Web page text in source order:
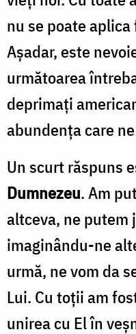
nu se poate
Așadar, este
următoarea
deprimați
abundența care
Un scurt răspuns
Dumnezeu. Am
altceva, ne
imaginându-ne
urmă, ne vom da
Lui. Cu toţii am
unirea cu El în